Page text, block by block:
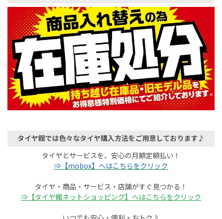
タイヤ館では色々なタイヤ購入方法をご用意しております♪
タイヤとサービスを、安心の月額定額払い！
⇒【mobox】へはこちらをクリック
タイヤ・商品・サービス・店舗がすぐ見つかる！
⇒【タイヤ館ネットショッピング】へはこちらをクリック